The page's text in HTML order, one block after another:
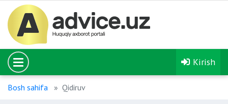
Kirish
Bosh sahifa Qidiruv